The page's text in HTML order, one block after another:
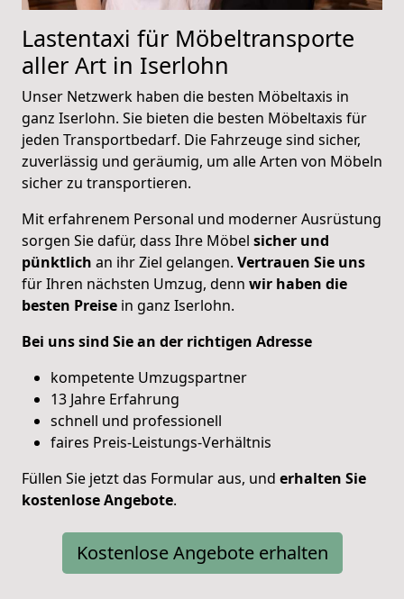
Lastentaxi für Möbeltransporte
aller Art in Iserlohn
Unser Netzwerk haben die besten Möbeltaxis in
ganz Iserlohn. Sie bieten die besten Möbeltaxis für
jeden Transportbedarf. Die Fahrzeuge sind sicher,
zuverlässig und geräumig, um alle Arten von Möbeln
sicher zu transportieren.
Mit erfahrenem Personal und moderner Ausrüstung
sorgen Sie dafür, dass Ihre Möbel sicher und
pünktlich an ihr Ziel gelangen. Vertrauen Sie uns
für Ihren nächsten Umzug, denn wir haben die
besten Preise in ganz Iserlohn.
Bei uns sind Sie an der richtigen Adresse
kompetente Umzugspartner
13 Jahre Erfahrung
schnell und professionell
faires Preis-Leistungs-Verhältnis
Füllen Sie jetzt das Formular aus, und erhalten Sie
kostenloseAngebote.
Kostenlose Angebote erhalten